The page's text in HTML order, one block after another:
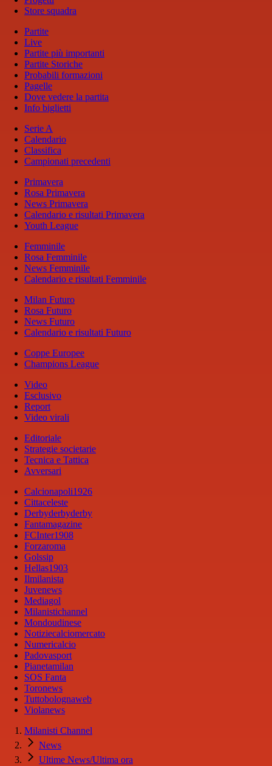
Store squadra
Partite
Live
Partite più importanti
Partite Storiche
Probabili formazioni
Pagelle
Dove vedere la partita
Info biglietti
Serie A
Calendario
Classifica
Campionati precedenti
Primavera
Rosa Primavera
News Primavera
Calendario e risultati Primavera
Youth League
Femminile
Rosa Femminile
News Femminile
Calendario e risultati Femminile
Milan Futuro
Rosa Futuro
News Futuro
Calendario e risultati Futuro
Coppe Europee
Champions League
Video
Esclusivo
Report
Video virali
Editoriale
Strategie societarie
Tecnica e Tattica
Avversari
Calcionapoli1926
Cittaceleste
Derbyderbyderby
Fantamagazine
FCInter1908
Forzaroma
Golssip
Hellas1903
Ilmilanista
Juvenews
Mediagol
Milanistichannel
Mondoudinese
Notiziecalciomercato
Numericalcio
Padovasport
Pianetamilan
SOS Fanta
Toronews
Tuttobolognaweb
Violanews
Milanisti Channel
News
Ultime News/Ultima ora